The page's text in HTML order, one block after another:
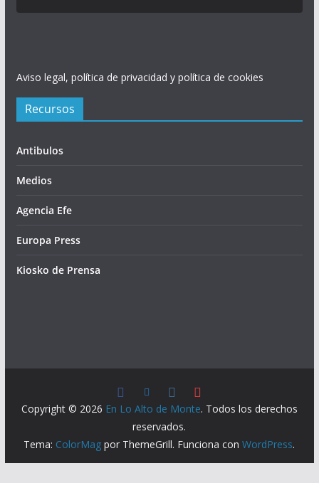
Aviso legal, política de privacidad y política de cookies
Recursos
Antibulos
Medios
Agencia Efe
Europa Press
Kiosko de Prensa
Copyright © 2026 En Lo Alto de Monte. Todos los derechos
reservados.
Tema: ColorMag por ThemeGrill. Funciona conWordPress.